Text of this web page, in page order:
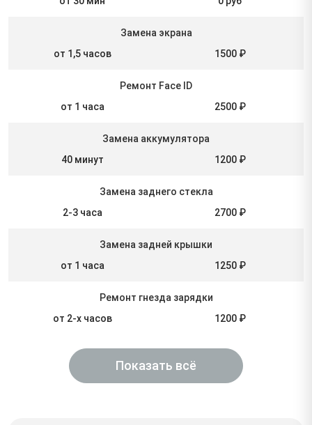
Замена экрана
от 1,5 часов
1500 ₽
Ремонт Face ID
от 1 часа
2500 ₽
Замена аккумулятора
40 минут
1200 ₽
Замена заднего стекла
2-3 часа
2700 ₽
Замена задней крышки
от 1 часа
1250 ₽
Ремонт гнезда зарядки
от 2-х часов
1200 ₽
Показать всё